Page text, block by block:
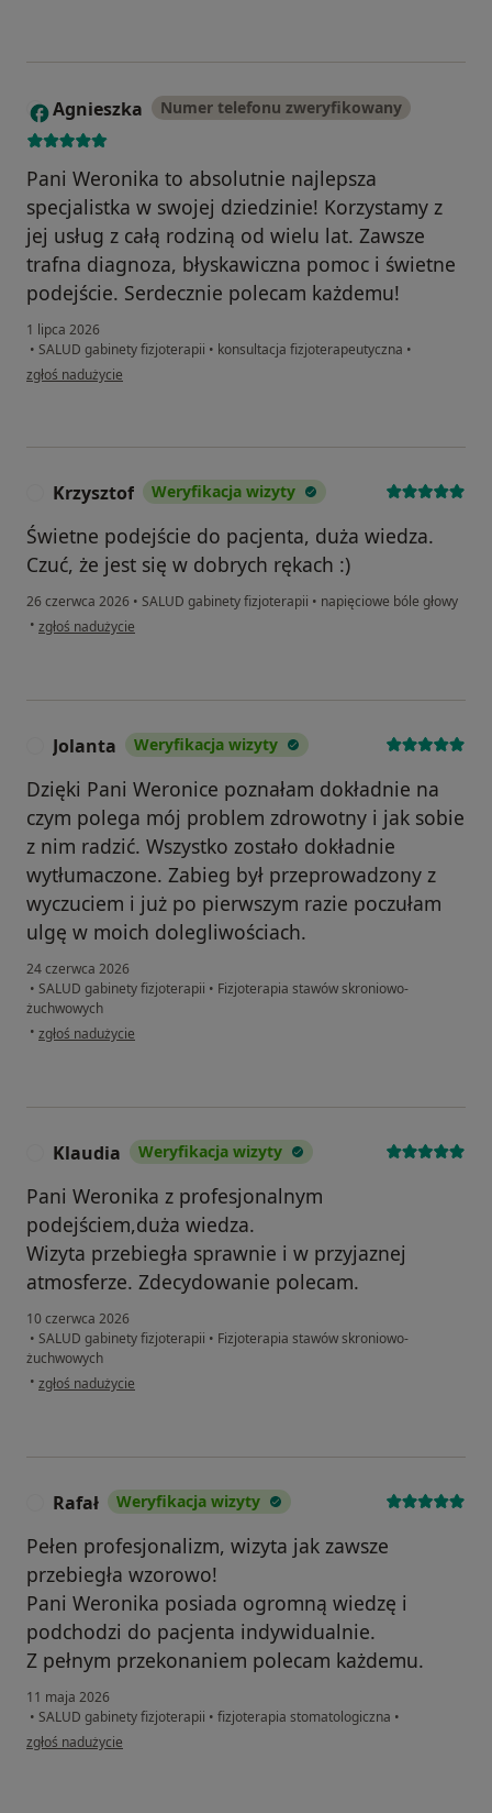
A Agnieszka Numer telefonu zweryfikowany
Pani Weronika to absolutnie najlepsza
specjalistka w swojej dziedzinie! Korzystamy z
jej usług z całą rodziną od wielu lat. Zawsze
trafna diagnoza, błyskawiczna pomoc i świetne
podejście. Serdecznie polecam każdemu!
1 lipca 2026
• SALUD gabinety fizjoterapii • konsultacja fizjoterapeutyczna •
w opinii użytkownika Agnieszka
zgłoś nadużycie
Krzysztof Weryfikacja wizyty
Świetne podejście do pacjenta, duża wiedza.
Czuć, że jest się w dobrych rękach :)
26 czerwca 2026 • SALUD gabinety fizjoterapii • napięciowe bóle głowy
• w opinii użytkownika Krzysztof
zgłoś nadużycie
Jolanta Weryfikacja wizyty
Dzięki Pani Weronice poznałam dokładnie na
czym polega mój problem zdrowotny i jak sobie
z nim radzić. Wszystko zostało dokładnie
wytłumaczone. Zabieg był przeprowadzony z
wyczuciem i już po pierwszym razie poczułam
ulgę w moich dolegliwościach.
24 czerwca 2026
• SALUD gabinety fizjoterapii • Fizjoterapia stawów skroniowo-
żuchwowych
• w opinii użytkownika Jolanta
zgłoś nadużycie
Klaudia Weryfikacja wizyty
Pani Weronika z profesjonalnym
podejściem,duża wiedza.
Wizyta przebiegła sprawnie i w przyjaznej
atmosferze. Zdecydowanie polecam.
10 czerwca 2026
• SALUD gabinety fizjoterapii • Fizjoterapia stawów skroniowo-
żuchwowych
• w opinii użytkownika Klaudia
zgłoś nadużycie
Rafał Weryfikacja wizyty
Pełen profesjonalizm, wizyta jak zawsze
przebiegła wzorowo!
Pani Weronika posiada ogromną wiedzę i
podchodzi do pacjenta indywidualnie.
Z pełnym przekonaniem polecam każdemu.
11 maja 2026
• SALUD gabinety fizjoterapii • fizjoterapia stomatologiczna •
w opinii użytkownika Rafał
zgłoś nadużycie